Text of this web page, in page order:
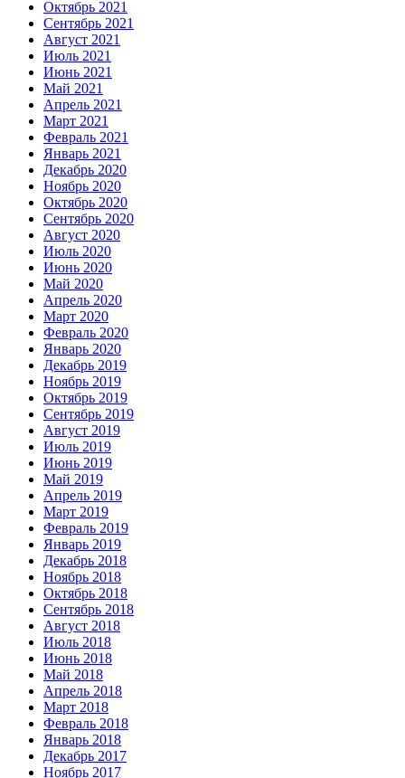
Октябрь 2021
Сентябрь 2021
Август 2021
Июль 2021
Июнь 2021
Май 2021
Апрель 2021
Март 2021
Февраль 2021
Январь 2021
Декабрь 2020
Ноябрь 2020
Октябрь 2020
Сентябрь 2020
Август 2020
Июль 2020
Июнь 2020
Май 2020
Апрель 2020
Март 2020
Февраль 2020
Январь 2020
Декабрь 2019
Ноябрь 2019
Октябрь 2019
Сентябрь 2019
Август 2019
Июль 2019
Июнь 2019
Май 2019
Апрель 2019
Март 2019
Февраль 2019
Январь 2019
Декабрь 2018
Ноябрь 2018
Октябрь 2018
Сентябрь 2018
Август 2018
Июль 2018
Июнь 2018
Май 2018
Апрель 2018
Март 2018
Февраль 2018
Январь 2018
Декабрь 2017
Ноябрь 2017